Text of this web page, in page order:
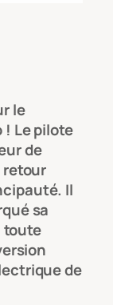
le
! Le pilote
de
retour
Il
sa
toute
de